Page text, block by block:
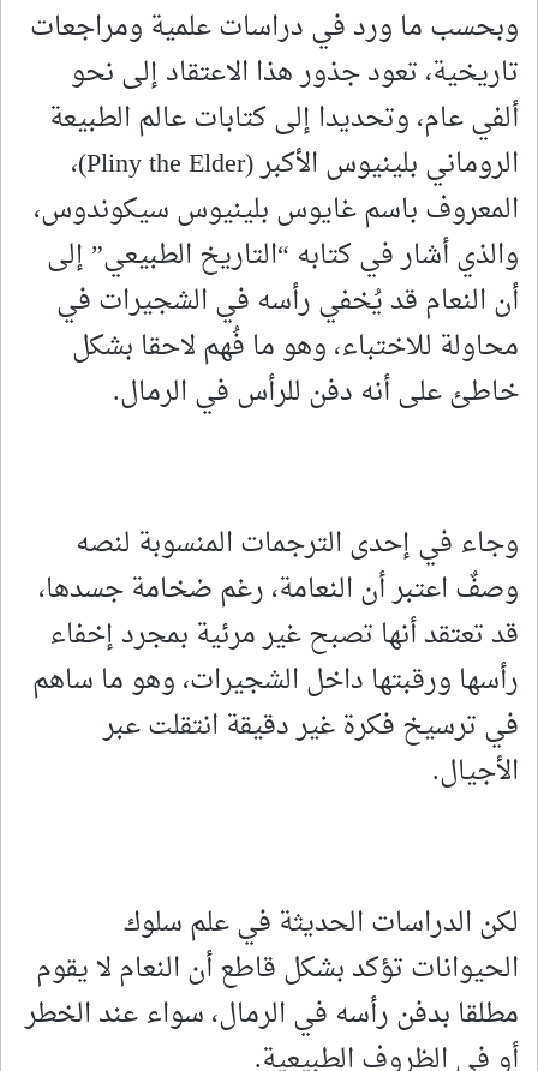
وبحسب ما ورد في دراسات علمية ومراجعات
تاريخية، تعود جذور هذا الاعتقاد إلى نحو
ألفي عام، وتحديدا إلى كتابات عالم الطبيعة
الروماني بلينيوس الأكبر (Pliny the Elder)،
المعروف باسم غايوس بلينيوس سيكوندوس،
والذي أشار في كتابه “التاريخ الطبيعي” إلى
أن النعام قد يُخفي رأسه في الشجيرات في
محاولة للاختباء، وهو ما فُهم لاحقا بشكل
خاطئ على أنه دفن للرأس في الرمال.
وجاء في إحدى الترجمات المنسوبة لنصه
وصفٌ اعتبر أن النعامة، رغم ضخامة جسدها،
قد تعتقد أنها تصبح غير مرئية بمجرد إخفاء
رأسها ورقبتها داخل الشجيرات، وهو ما ساهم
في ترسيخ فكرة غير دقيقة انتقلت عبر
الأجيال.
لكن الدراسات الحديثة في علم سلوك
الحيوانات تؤكد بشكل قاطع أن النعام لا يقوم
مطلقا بدفن رأسه في الرمال، سواء عند الخطر
أو في الظروف الطبيعية.